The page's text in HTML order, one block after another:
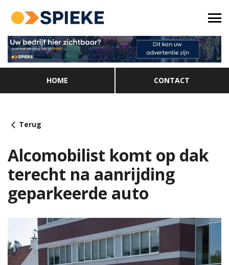
HOME CONTACT
Terug
Alcomobilist komt op dak
terecht na aanrijding
geparkeerde auto